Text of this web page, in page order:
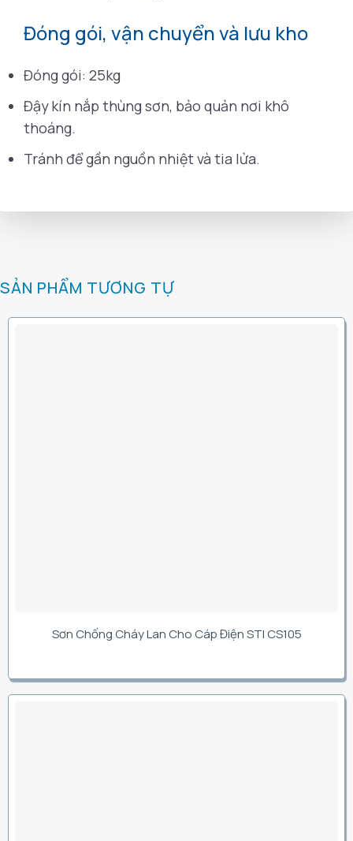
Đóng gói, vận chuyển và lưu kho
Đóng gói: 25kg
Đậy kín nắp thùng sơn, bảo quản nơi khô
thoáng.
Tránh để gần nguồn nhiệt và tia lửa.
SẢN PHẨM TƯƠNG TỰ
Sơn Chống Cháy Lan Cho Cáp Điện STI CS105